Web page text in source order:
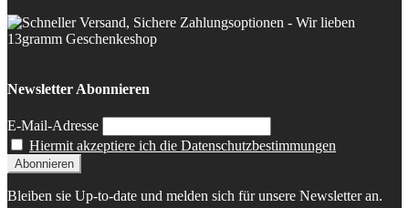
Newsletter Abonnieren
E-Mail-Adresse
Hiermit akzeptiere ich die Datenschutzbestimmungen
Bleiben sie Up-to-date und melden sich für unsere Newsletter an.